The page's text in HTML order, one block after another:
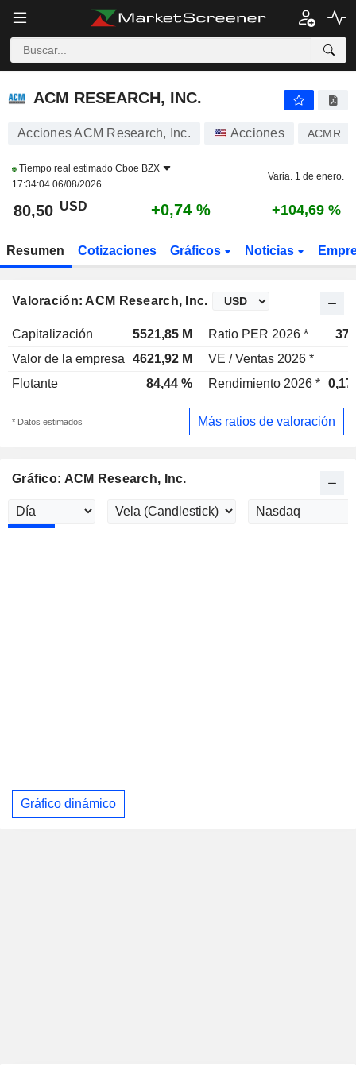
ACM RESEARCH, INC.
ACM RESEARCH, INC.
Acciones ACM Research, Inc. Acciones ACMR
Tiempo real estimado Cboe BZX
17:34:04 06/08/2026
Varia. 1 de enero.
80,50 USD +0,74 % +104,69 %
Resumen Cotizaciones Gráficos Noticias
Valoración: ACM Research, Inc.
Capitalización 5521,85 M Ratio PER 2026 *
Valor de la empresa
4621,92 M VE / Ventas 2026 *
Flotante
84,44 % Rendimiento 2026 * 0,17
* Datos estimados Más ratios de valoración
Gráfico: ACM Research, Inc.
Gráfico dinámico